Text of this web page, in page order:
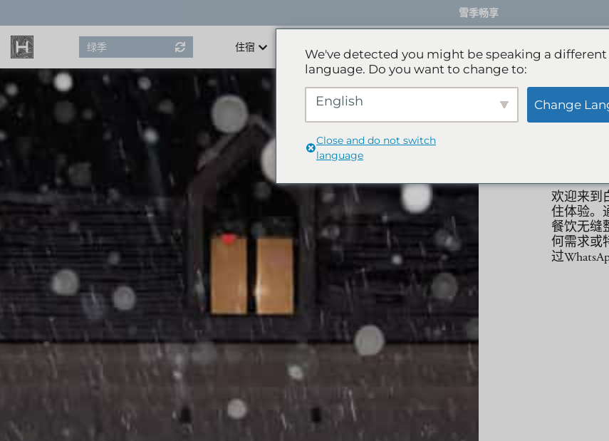
content
雪季畅享
绿季 住宿 活动体验 服务项目
雪
欢迎来到
住体验。
餐饮无缝
何需求或
过
We've detected you might be speaking a different
language. Do you want to change to:
English Change
Close and do not switch
language